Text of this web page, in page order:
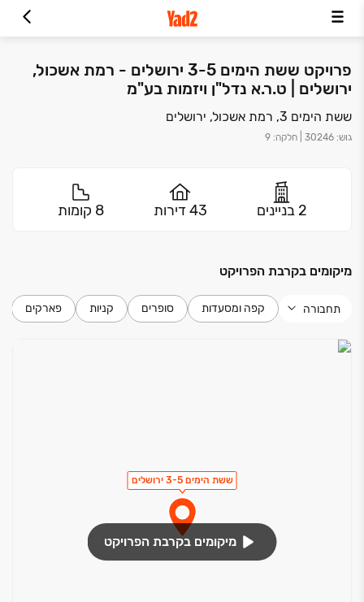
פרויקט ששת הימים 3-5 ירושלים - רמת אשכול,
ירושלים | ט.ר.א נדל"ן ויזמות בע"מ
ששת הימים 3, רמת אשכול, ירושלים
גוש:
30246 חלקה:
9
2 בניינים 43 דירות 8 קומות
מיקומים בקרבת הפרויקט
תחבורה קפה ומסעדות סופרים קניות פארקים
ששת הימים 3-5 ירושלים
מיקומים בקרבת הפרויקט